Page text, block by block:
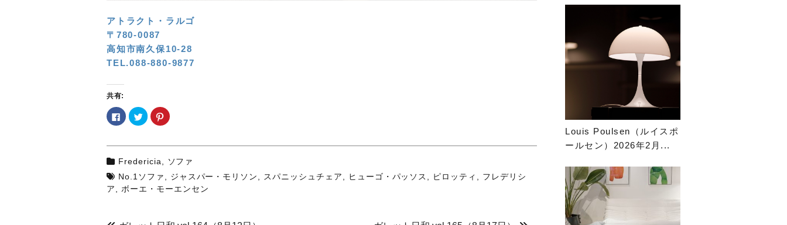
アトラクト・ラルゴ
〒780-0087
高知市南久保10-28
TEL.088-880-9877
共有:
F
a
o
o
k
共
有
す
ク
リ
て
T
w
t
e
ク
リ
て
t
r
で
Fredericia
ソファ
No.1ソファ
ジャスパー・モリソン スパニッシュチェア ヒューゴ・パッソス ピロッティ
フレデリシ
ア
ボーエ・モーエンセン
Louis Poulsen（ルイスポ
ールセン）2026年2月...